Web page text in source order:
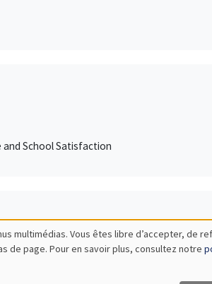
and School Satisfaction
multimédias. Vous êtes libre d’accepter, de
de page. Pour en savoir plus, consultez notre